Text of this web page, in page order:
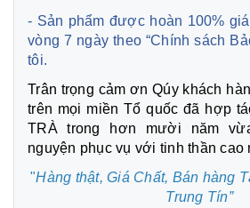
- Sản phẩm được hoàn 100%
vòng 7 ngày theo “Chính sách
tôi.
Trân trọng cảm ơn Qúy khách
trên mọi miền Tổ quốc đã hợp
TRÀ trong hơn mười năm
nguyện phục vụ với tinh thần cao
"Hàng thật, Giá Chất, Bán hàng
Trung Tín”